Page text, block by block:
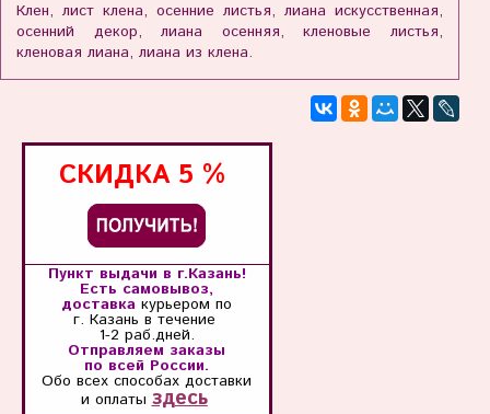
Клен, лист клена, осенние листья, лиана искусственная,
осенний декор, лиана осенняя, кленовые листья,
кленовая лиана, лиана из клена.
СКИДКА 5 %
Пункт выдачи в г.Казань!
Есть самовывоз,
доставка курьером по
г. Казань в течение
1-2 раб.дней.
Отправляем заказы
по всей России.
Обо всех способахдоставки
и оплаты здесь